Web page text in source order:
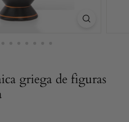
griega de figuras